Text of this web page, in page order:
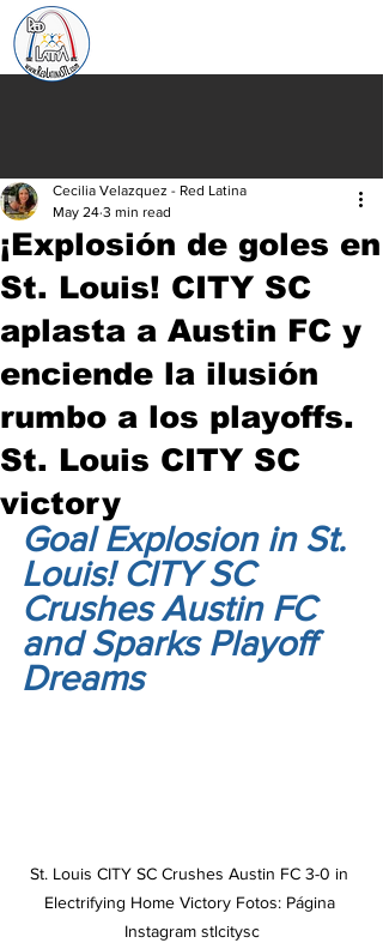
¡Explosión de goles en
St. Louis! CITY SC
aplasta a Austin FC y
enciende la ilusión
rumbo a los playoffs.
St. Louis CITY SC
victory
Cecilia Velazquez - Red Latina
May 24 3 min read
Goal Explosion in St.
Louis! CITY SC
Crushes Austin FC
and Sparks Playoff
Dreams
St. Louis CITY SC Crushes Austin FC 3-0 in
Electrifying Home Victory Fotos: Página
Instagram stlcitysc